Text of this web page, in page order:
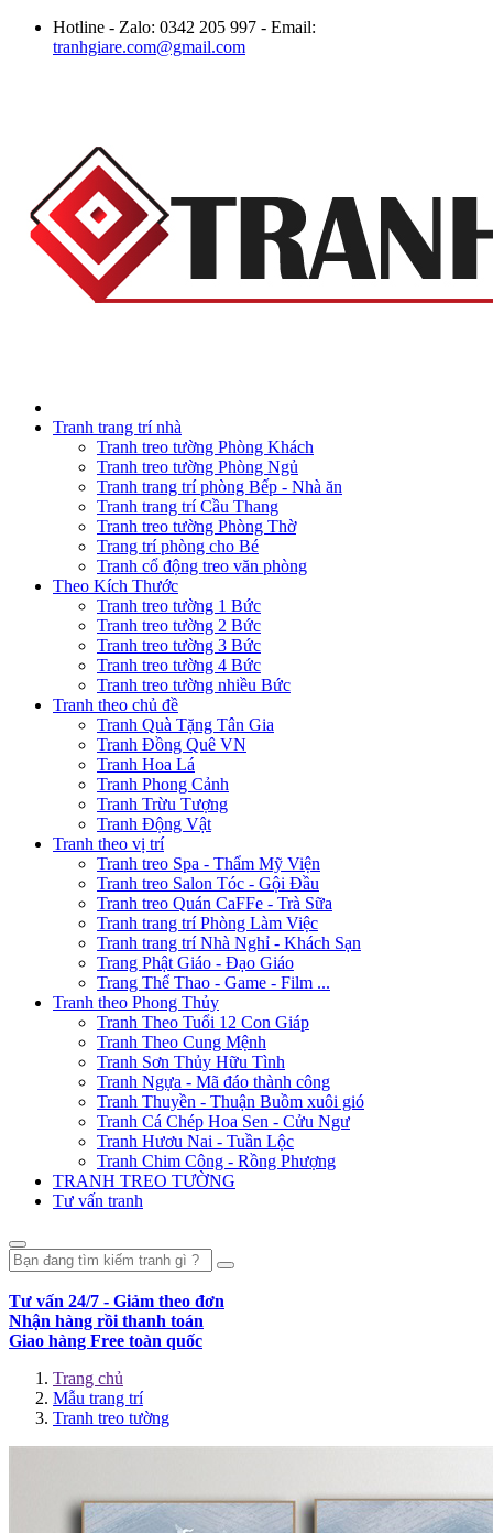
Hotline - Zalo: 0342 205 997 - Email:
tranhgiare.com@gmail.com
Tranh trang trí nhà
Tranh treo tường Phòng Khách
Tranh treo tường Phòng Ngủ
Tranh trang trí phòng Bếp - Nhà ăn
Tranh trang trí Cầu Thang
Tranh treo tường Phòng Thờ
Trang trí phòng cho Bé
Tranh cổ động treo văn phòng
Theo Kích Thước
Tranh treo tường 1 Bức
Tranh treo tường 2 Bức
Tranh treo tường 3 Bức
Tranh treo tường 4 Bức
Tranh treo tường nhiều Bức
Tranh theo chủ đề
Tranh Quà Tặng Tân Gia
Tranh Đồng Quê VN
Tranh Hoa Lá
Tranh Phong Cảnh
Tranh Trừu Tượng
Tranh Động Vật
Tranh theo vị trí
Tranh treo Spa - Thẩm Mỹ Viện
Tranh treo Salon Tóc - Gội Đầu
Tranh treo Quán CaFFe - Trà Sữa
Tranh trang trí Phòng Làm Việc
Tranh trang trí Nhà Nghỉ - Khách Sạn
Trang Phật Giáo - Đạo Giáo
Trang Thể Thao - Game - Film ...
Tranh theo Phong Thủy
Tranh Theo Tuổi 12 Con Giáp
Tranh Theo Cung Mệnh
Tranh Sơn Thủy Hữu Tình
Tranh Ngựa - Mã đáo thành công
Tranh Thuyền - Thuận Buồm xuôi gió
Tranh Cá Chép Hoa Sen - Cửu Ngư
Tranh Hươu Nai - Tuần Lộc
Tranh Chim Công - Rồng Phượng
TRANH TREO TƯỜNG
Tư vấn tranh
Tư vấn 24/7 - Giảm theo đơn
Nhận hàng rồi thanh toán
Giao hàng Free toàn quốc
Trang chủ
Mẫu trang trí
Tranh treo tường